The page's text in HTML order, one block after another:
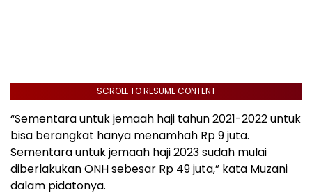
SCROLL TO RESUME CONTENT
“Sementara untuk jemaah haji tahun 2021-2022 untuk
bisa berangkat hanya menamhah Rp 9 juta.
Sementara untuk jemaah haji 2023 sudah mulai
diberlakukan ONH sebesar Rp 49 juta,” kata Muzani
dalam pidatonya.